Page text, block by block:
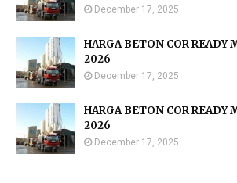
December 17, 2025
HARGA BETON COR READY
2026
December 17, 2025
HARGA BETON COR READY
2026
December 17, 2025